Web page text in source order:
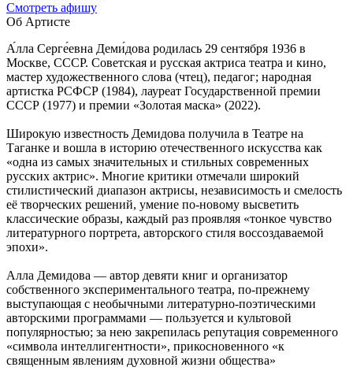
Cмотреть афишу
Об Артисте
А́лла Серге́евна Деми́дова родилась 29 сентября 1936 в
Москве, СССР. Cоветская и русская актриса театра и кино,
мастер художественного слова (чтец), педагог; народная
артистка РСФСР (1984), лауреат Государственной премии
СССР (1977) и премии «Золотая маска» (2022).
Широкую известность Демидова получила в Театре на
Таганке и вошла в историю отечественного искусства как
«одна из самых значительных и стильных современных
русских актрис». Многие критики отмечали широкий
стилистический диапазон актрисы, независимость и смелость
её творческих решений, умение по-новому высветить
классические образы, каждый раз проявляя «тонкое чувство
литературного портрета, авторского стиля воссоздаваемой
эпохи».
Алла Демидова — автор девяти книг и организатор
собственного экспериментального театра, по-прежнему
выступающая с необычными литературно-поэтическими
авторскими программами — пользуется и культовой
популярностью; за нею закрепилась репутация современного
«символа интеллигентности», прикосновенного «к
священным явлениям духовной жизни общества»